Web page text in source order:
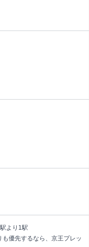
より1駅
優先するなら、京王プレッ